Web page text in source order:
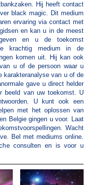
Hij heeft contact
black magic. Dit medium
ervaring via contact met
en kan u in de meest
en u de toekomst
krachtig medium in de
komen uit. Hij kan ook
u of de persoon waar u
karakteranalyse van u of de
gave u direct helder
beeld van uw toekomst. U
U kunt ook een
met het oplossen van
Belgie gingen u voor. Laat
Wacht
Bel met mediums online.
consulten en is voor u